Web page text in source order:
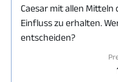
Caesar mit allen
Einfluss zu erhalten.
entscheiden?